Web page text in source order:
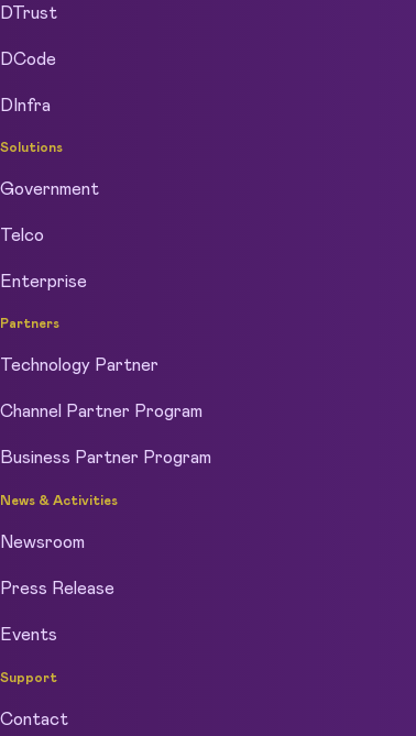
DTrust
DCode
DInfra
Solutions
Government
Telco
Enterprise
Partners
Technology Partner
Channel Partner Program
Business Partner Program
News & Activities
Newsroom
Press Release
Events
Support
Contact